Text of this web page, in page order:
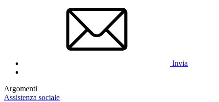
Invia
Argomenti
Assistenza sociale